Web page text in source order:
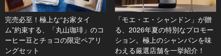
完売必至！極上な“お家タイ
ム”約束する、「丸山珈琲」のコ
ーヒー豆とチョコの限定ペアリ
ングセット
「モエ・エ・シャンドン」が贈
る、2026年夏の特別なプロモー
ション。極上のシャンパンを味
わえる厳選店舗を一挙紹介！